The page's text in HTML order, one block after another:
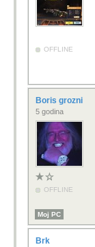
OFFLINE
Boris grozni
5 godina
OFFLINE
Moj PC
Brk